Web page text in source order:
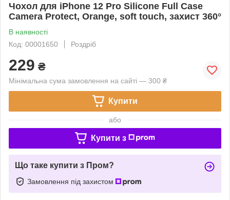
Чохол для iPhone 12 Pro Silicone Full Case
Camera Protect, Orange, soft touch, захист 360°
В наявності
Код: 00001650
Роздріб
229 ₴
Мінімальна сума замовлення на сайті — 300 ₴
Купити
або
Купити з
Що таке купити з Пром?
Замовлення під захистом